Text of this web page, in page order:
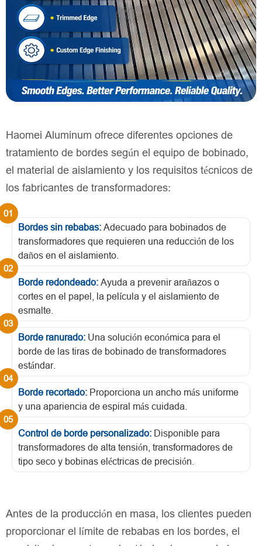
Haomei Aluminum ofrece diferentes opciones de
tratamiento de bordes según el equipo de bobinado,
el material de aislamiento y los requisitos técnicos de
los fabricantes de transformadores:
Bordes sin rebabas: Adecuado para bobinados de
transformadores que requieren una reducción de los
daños en el aislamiento.
Borde redondeado: Ayuda a prevenir arañazos o
cortes en el papel, la película y el aislamiento de
esmalte.
Borde ranurado: Una solución económica para el
borde de las tiras de bobinado de transformadores
estándar.
Borde recortado: Proporciona un ancho más uniforme
y una apariencia de espiral más cuidada.
Control de borde personalizado: Disponible para
transformadores de alta tensión, transformadores de
tipo seco y bobinas eléctricas de precisión.
Antes de la producción en masa, los clientes pueden
proporcionar el límite de rebabas en los bordes, el